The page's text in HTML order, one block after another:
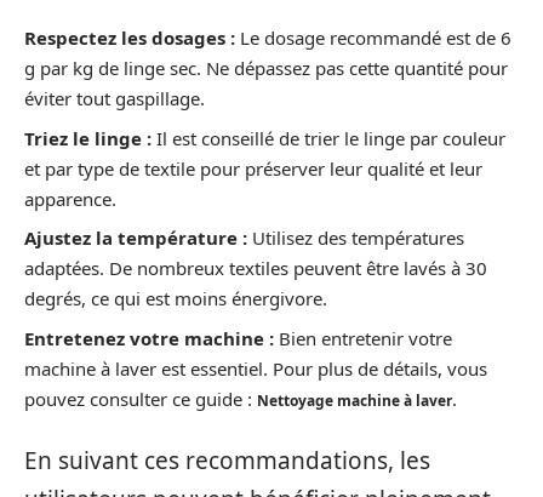
Respectez les dosages : Le dosage recommandé est de 6
g par kg de linge sec. Ne dépassez pas cette quantité pour
éviter tout gaspillage.
Triez le linge : Il est conseillé de trier le linge par couleur
et par type de textile pour préserver leur qualité et leur
apparence.
Ajustez la température : Utilisez des températures
adaptées. De nombreux textiles peuvent être lavés à 30
degrés, ce qui est moins énergivore.
Entretenez votre machine : Bien entretenir votre
machine à laver est essentiel. Pour plus de détails, vous
pouvez consulter ce guide : Nettoyage machine à laver.
En suivant ces recommandations, les